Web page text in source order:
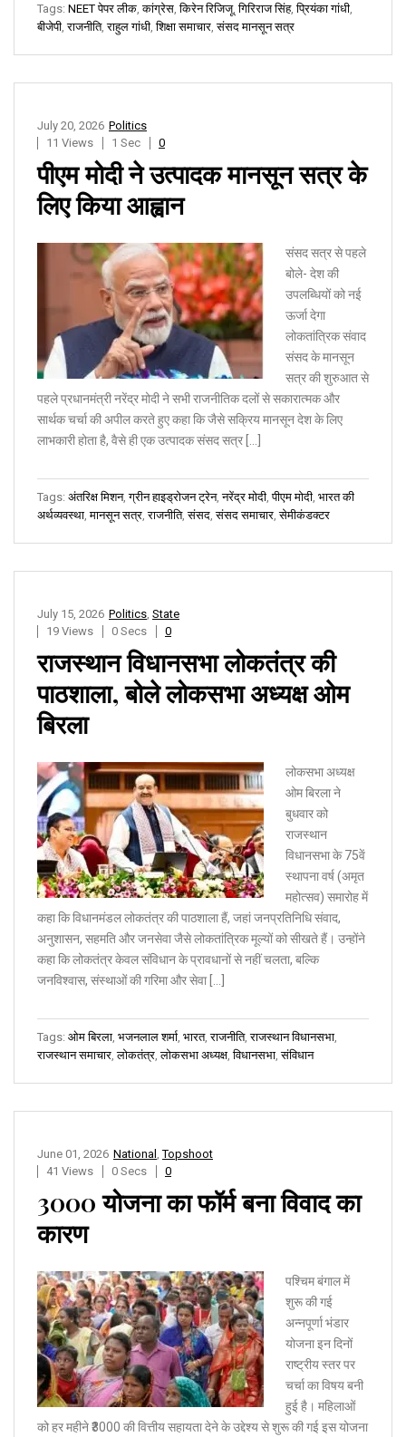
Tags: NEET पेपर लीक ,कांग्रेस ,किरेन रिजिजू,गिरिराज सिंह,प्रियंका गांधी
बीजेपी ,राजनीति,राहुल गांधी ,शिक्षा समाचार ,संसद मानसून सत्र
Politics
July 20, 2026
11 Views
1 Sec 0
पीएम मोदी ने उत्पादक मानसून सत्र के
लिए किया आह्वान
संसद सत्र से पहले
बोले- देश की
उपलब्धियों को नई
ऊर्जा देगा
लोकतांत्रिक संवाद
संसद के मानसून
सत्र की शुरुआत से
पहले प्रधानमंत्री नरेंद्र मोदी ने सभी राजनीतिक दलों से सकारात्मक और
सार्थक चर्चा की अपील करते हुए कहा कि जैसे सक्रिय मानसून देश के लिए
लाभकारी होता है, वैसे ही एक उत्पादक संसद सत्र […]
Tags: अंतरिक्ष मिशन,ग्रीन हाइड्रोजन ट्रेन,नरेंद्र मोदी ,पीएम मोदी भारत की
अर्थव्यवस्था ,मानसून सत्र ,राजनीति,संसद ,संसद समाचार ,सेमीकंडक्टर
Politics State
July 15, 2026
19 Views
0 Secs 0
राजस्थान विधानसभा लोकतंत्र की
पाठशाला, बोले लोकसभा अध्यक्ष ओम
बिरला
लोकसभा अध्यक्ष
ओम बिरला ने
बुधवार को
राजस्थान
विधानसभा के 75वें
स्थापना वर्ष (अमृत
महोत्सव) समारोह में
कहा कि विधानमंडल लोकतंत्र की पाठशाला हैं, जहां जनप्रतिनिधि संवाद,
अनुशासन, सहमति और जनसेवा जैसे लोकतांत्रिक मूल्यों को सीखते हैं। उन्होंने
कहा कि लोकतंत्र केवल संविधान के प्रावधानों से नहीं चलता, बल्कि
जनविश्वास, संस्थाओं की गरिमा और सेवा […]
Tags: ओम बिरला भजनलाल शर्मा भारत,राजनीति,राजस्थान विधानसभा
राजस्थान समाचार ,लोकतंत्र ,लोकसभा अध्यक्ष ,विधानसभा ,संविधान
National ,Topshoot
June 01, 2026
41 Views
0 Secs 0
₹3000 योजना का फॉर्म बना विवाद का
कारण
पश्चिम बंगाल में
शुरू की गई
अन्नपूर्णा भंडार
योजना इन दिनों
राष्ट्रीय स्तर पर
चर्चा का विषय बनी
हुई है। महिलाओं
को हर महीने ₹3000 की वित्तीय सहायता देने के उद्देश्य से शुरू की गई इस योजना